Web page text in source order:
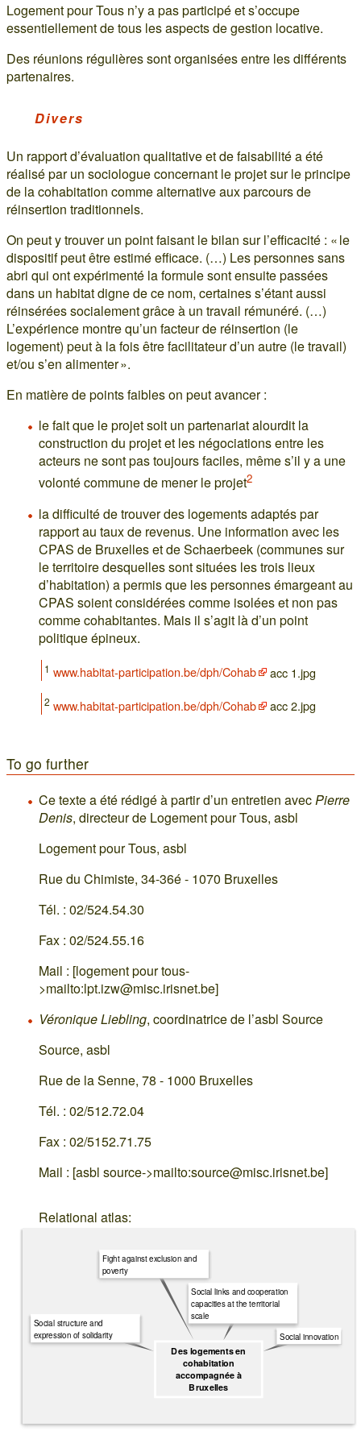
Logement pour Tous n’y a pas participé et s’occupe
essentiellement de tous les aspects de gestion locative.
Des réunions régulières sont organisées entre les différents
partenaires.
Divers
Un rapport d’évaluation qualitative et de faisabilité a été
réalisé par un sociologue concernant le projet sur le principe
de la cohabitation comme alternative aux parcours de
réinsertion traditionnels.
On peut y trouver un point faisant le bilan sur l’efficacité : « le
dispositif peut être estimé efficace. (…) Les personnes sans
abri qui ont expérimenté la formule sont ensuite passées
dans un habitat digne de ce nom, certaines s’étant aussi
réinsérées socialement grâce à un travail rémunéré. (…)
L’expérience montre qu’un facteur de réinsertion (le
logement) peut à la fois être facilitateur d’un autre (le travail)
et/ou s’en alimenter ».
En matière de points faibles on peut avancer :
le fait que le projet soit un partenariat alourdit la
construction du projet et les négociations entre les
acteurs ne sont pas toujours faciles, même s’il y a une
volonté commune de mener le projet2
la difficulté de trouver des logements adaptés par
rapport au taux de revenus. Une information avec les
CPAS de Bruxelles et de Schaerbeek (communes sur
le territoire desquelles sont situées les trois lieux
d’habitation) a permis que les personnes émargeant au
CPAS soient considérées comme isolées et non pas
comme cohabitantes. Mais il s’agit là d’un point
politique épineux.
1 www.habitat-participation.be/dph/Cohab acc 1.jpg
2 www.habitat-participation.be/dph/Cohab acc 2.jpg
To go further
Ce texte a été rédigé à partir d’un entretien avecPierre
Denis, directeur de Logement pour Tous, asbl
Logement pour Tous, asbl
Rue du Chimiste, 34-36é - 1070 Bruxelles
Tél. : 02/524.54.30
Fax : 02/524.55.16
Mail : [logement pour tous-
>mailto:lpt.izw@misc.irisnet.be]
Véronique Liebling, coordinatrice de l’asbl Source
Source, asbl
Rue de la Senne, 78 - 1000 Bruxelles
Tél. : 02/512.72.04
Fax : 02/5152.71.75
Mail : [asbl source->mailto:source@misc.irisnet.be]
Relational atlas:
Des logements en
cohabitation
accompagnée à
Bruxelles
Social innovation
Social links and cooperation
capacities at the territorial
scale
Fight against exclusion and
poverty
Social structure and
expression of solidarity